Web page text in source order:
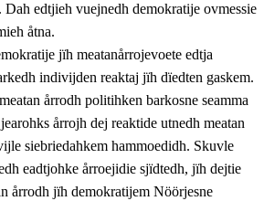
jïh skearkagimmien prinsihph
jïh evtiedimmie
edtjieh vuejnedh demokratije ovmessie
åtna.
jïh meatanårrojevoete edtja
indivijden reaktaj jïh dïedten gaskem.
årrodh politihken barkosne seamma
årrojh dej reaktide utnedh meatan
siebriedahkem hammoedidh. Skuvle
eadtjohke årroejidie sjïdtedh, jïh dejtie
årrodh jïh demokratijem Nöörjesne